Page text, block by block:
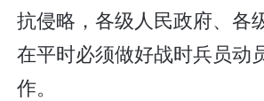
抗侵略，各级人民政府、各
在平时必须做好战时兵员动
作。